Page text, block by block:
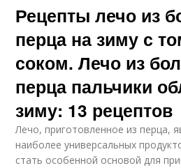
лечо
Лечо из томатного
сока
Рецепты лечо из
перца на зиму с
соком. Лечо из
перца пальчики
зиму: 13 рецептов
Лечо, приготовленное из перца,
наиболее универсальных
стать особенной основой для